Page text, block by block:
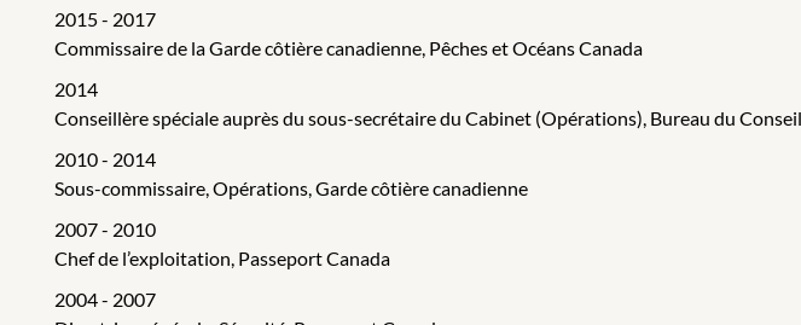
2015 - 2017
Commissaire de la Garde côtière canadienne, Pêches et Océans Canada
2014
Conseillère spéciale auprès du sous-secrétaire du Cabinet (Opérations), Bureau du
2010 - 2014
Sous-commissaire, Opérations, Garde côtière canadienne
2007 - 2010
Chef de l’exploitation, Passeport Canada
2004 - 2007